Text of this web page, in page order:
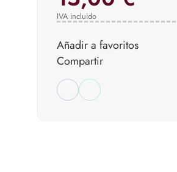
IVA incluido
Añadir a favoritos
Compartir